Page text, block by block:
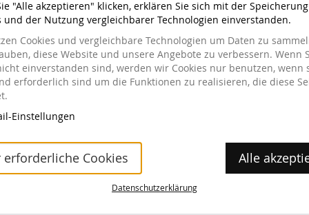
im Museum erhältlich.
"Alle akzeptieren" klicken, erklären Sie sich mit der
und der Nutzung vergleichbarer Technologien einverstanden.
Cookies und vergleichbare Technologien um Daten zu
diese Website und unsere Angebote zu verbessern. Wenn
einverstanden sind, werden wir Cookies nur benutzen, wenn
erforderlich sind um die Funktionen zu realisieren, die diese
Einstellungen
erforderliche Cookies Alle
Datenschutzerklärung